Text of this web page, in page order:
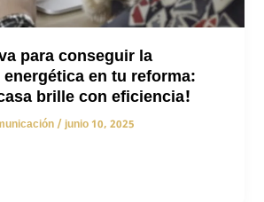
para conseguir la
en tu reforma:
brille con eficiencia!
/junio 10, 2025